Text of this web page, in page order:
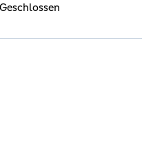
Geschlossen